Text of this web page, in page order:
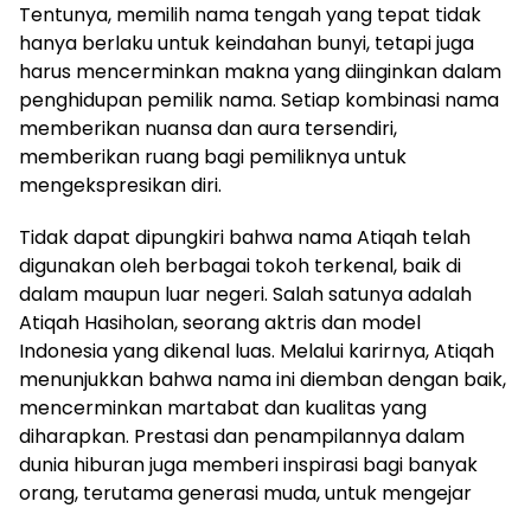
Tentunya, memilih nama tengah yang tepat tidak
hanya berlaku untuk keindahan bunyi, tetapi juga
harus mencerminkan makna yang diinginkan dalam
penghidupan pemilik nama. Setiap kombinasi nama
memberikan nuansa dan aura tersendiri,
memberikan ruang bagi pemiliknya untuk
mengekspresikan diri.
Tidak dapat dipungkiri bahwa nama Atiqah telah
digunakan oleh berbagai tokoh terkenal, baik di
dalam maupun luar negeri. Salah satunya adalah
Atiqah Hasiholan, seorang aktris dan model
Indonesia yang dikenal luas. Melalui karirnya, Atiqah
menunjukkan bahwa nama ini diemban dengan baik,
mencerminkan martabat dan kualitas yang
diharapkan. Prestasi dan penampilannya dalam
dunia hiburan juga memberi inspirasi bagi banyak
orang, terutama generasi muda, untuk mengejar